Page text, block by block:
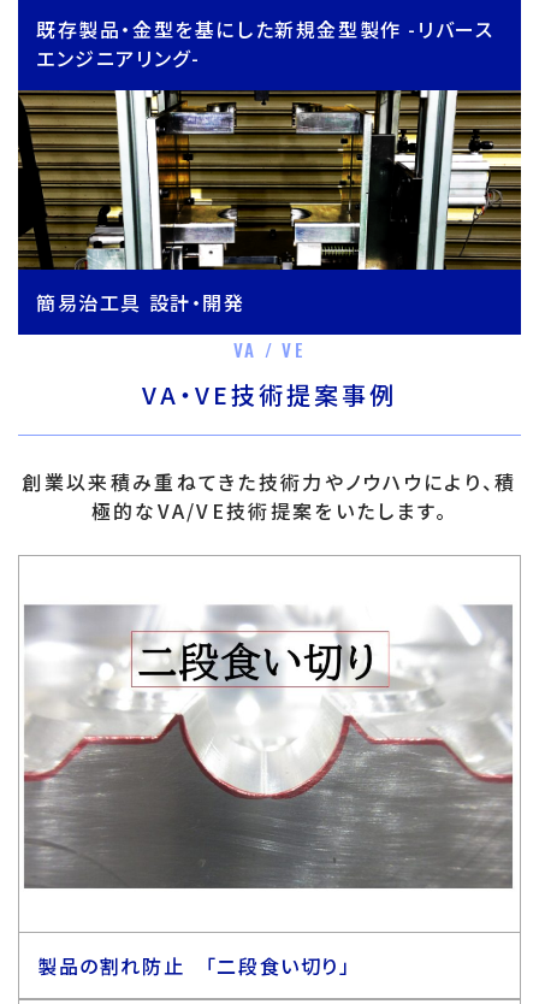
既存製品・金型を基にした新規金型製作 -リバース
エンジニアリング-
簡易治工具 設計・開発
VA / VE
VA・VE技術提案事例
創業以来積み重ねてきた技術力やノウハウにより、積
極的なVA/VE技術提案をいたします。
製品の割れ防止 「二段食い切り」